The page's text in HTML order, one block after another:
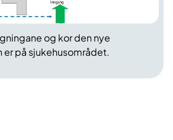
og kor den nye
er på sjukehusområdet.